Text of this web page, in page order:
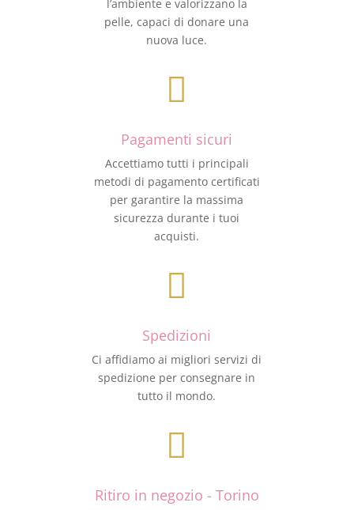
l’ambiente e valorizzano la
pelle, capaci di donare una
nuova luce.

Pagamenti sicuri
Accettiamo tutti i principali
metodi di pagamento certificati
per garantire la massima
sicurezza durante i tuoi
acquisti.

Spedizioni
Ci affidiamo ai migliori servizi di
spedizione per consegnare in
tutto il mondo.

Ritiro in negozio - Torino